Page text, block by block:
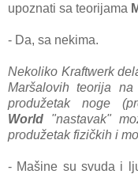
upoznati sa teorijama
- Da, sa nekima.
Nekoliko Kraftwerk
Maršalovih teorija na
produžetak noge
World "nastavak"
produžetak fizičkih i
- Mašine su svuda i